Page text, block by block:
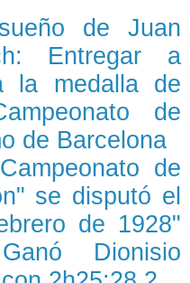
de Juan
Entregar a
la medalla de
de
de Barcelona
de
se disputó el
de 1928"
Dionisio